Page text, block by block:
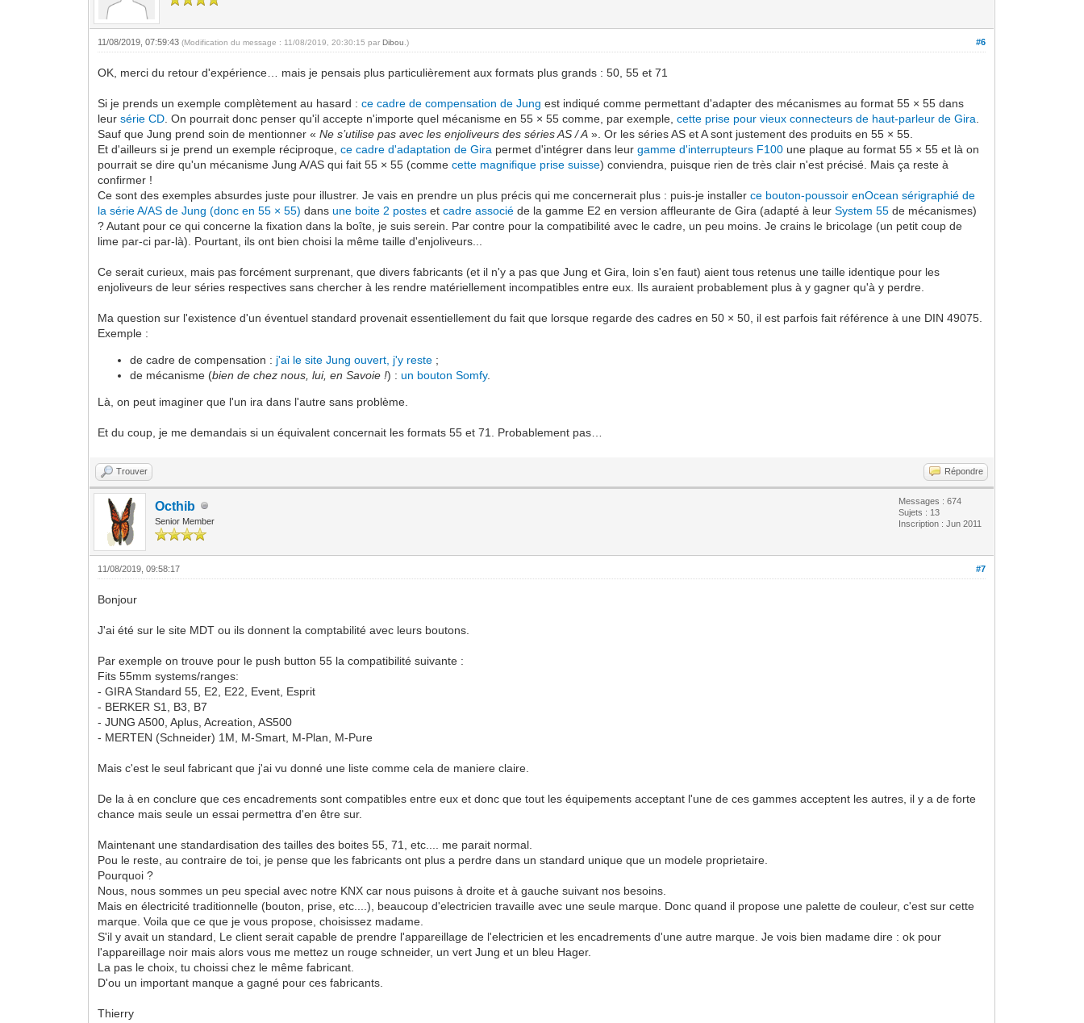
#6
11/08/2019, 07:59:43(Modification du message : 11/08/2019, 20:30:15 parDibou .)
OK, merci du retour d'expérience… mais je pensais plus particulièrement aux formats plus grands : 50, 55 et 71
Si je prends un exemple complètement au hasard :ce cadre de compensation de Jung est indiqué comme permettant d'adapter des mécanismes au format 55 × 55 dans
leursérie CD . On pourrait donc penser qu'il accepte n'importe quel mécanisme en 55 × 55 comme, par exemple,cette prise pour vieux connecteurs de haut-parleur de Gira
Sauf que Jung prend soin de mentionner «Ne s’utilise pas avec les enjoliveurs des séries AS / A». Or les séries AS et A sont justement des produits en 55 × 55.
Et d'ailleurs si je prend un exemple réciproque,ce cadre d'adaptation de Gira permet d'intégrer dans leurgamme d'interrupteurs F100 une plaque au format 55 × 55 et là on
pourrait se dire qu'un mécanisme Jung A/AS qui fait 55 × 55 (commecette magnifique prise suisse) conviendra, puisque rien de très clair n'est précisé. Mais ça reste à
confirmer !
Ce sont des exemples absurdes juste pour illustrer. Je vais en prendre un plus précis qui me concernerait plus : puis-je installerce bouton-poussoir enOcean sérigraphié de
la série A/AS de Jung (donc en 55 × 55) dansune boite 2 postes etcadre associé de la gamme E2 en version affleurante de Gira (adapté à leurSystem 55 de mécanismes)
? Autant pour ce qui concerne la fixation dans la boîte, je suis serein. Par contre pour la compatibilité avec le cadre, un peu moins. Je crains le bricolage (un petit coup de
lime par-ci par-là). Pourtant, ils ont bien choisi la même taille d'enjoliveurs...
Ce serait curieux, mais pas forcément surprenant, que divers fabricants (et il n'y a pas que Jung et Gira, loin s'en faut) aient tous retenus une taille identique pour les
enjoliveurs de leur séries respectives sans chercher à les rendre matériellement incompatibles entre eux. Ils auraient probablement plus à y gagner qu'à y perdre.
Ma question sur l'existence d'un éventuel standard provenait essentiellement du fait que lorsque regarde des cadres en 50 × 50, il est parfois fait référence à une DIN 49075.
Exemple :
de cadre de compensation : j'ai le site Jung ouvert, j'y reste ;
de mécanisme (bien de chez nous, lui, en Savoie !) :un bouton Somfy.
Là, on peut imaginer que l'un ira dans l'autre sans problème.
Et du coup, je me demandais si un équivalent concernait les formats 55 et 71. Probablement pas…
Trouver Répondre
Octhib
Senior Member
Messages : 674
Sujets : 13
Inscription : Jun 2011
#7
11/08/2019, 09:58:17
Bonjour
J'ai été sur le site MDT ou ils donnent la comptabilité avec leurs boutons.
Par exemple on trouve pour le push button 55 la compatibilité suivante :
Fits 55mm systems/ranges:
- GIRA Standard 55, E2, E22, Event, Esprit
- BERKER S1, B3, B7
- JUNG A500, Aplus, Acreation, AS500
- MERTEN (Schneider) 1M, M-Smart, M-Plan, M-Pure
Mais c'est le seul fabricant que j'ai vu donné une liste comme cela de maniere claire.
De la à en conclure que ces encadrements sont compatibles entre eux et donc que tout les équipements acceptant l'une de ces gammes acceptent les autres, il y a de forte
chance mais seule un essai permettra d'en être sur.
Maintenant une standardisation des tailles des boites 55, 71, etc.... me parait normal.
Pou le reste, au contraire de toi, je pense que les fabricants ont plus a perdre dans un standard unique que un modele proprietaire.
Pourquoi ?
Nous, nous sommes un peu special avec notre KNX car nous puisons à droite et à gauche suivant nos besoins.
Mais en électricité traditionnelle (bouton, prise, etc....), beaucoup d'electricien travaille avec une seule marque. Donc quand il propose une palette de couleur, c'est sur cette
marque. Voila que ce que je vous propose, choisissez madame.
S'il y avait un standard, Le client serait capable de prendre l'appareillage de l'electricien et les encadrements d'une autre marque. Je vois bien madame dire : ok pour
l'appareillage noir mais alors vous me mettez un rouge schneider, un vert Jung et un bleu Hager.
La pas le choix, tu choissi chez le même fabricant.
D'ou un important manque a gagné pour ces fabricants.
Thierry